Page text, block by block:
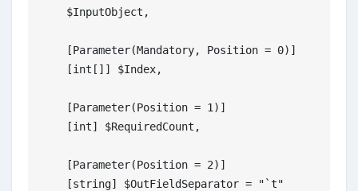
    $InputObject,
    [Parameter(Mandatory, Position = 0)]
    [int[]] $Index,
    [Parameter(Position = 1)]
    [int] $RequiredCount,
    [Parameter(Position = 2)]
    [string] $OutFieldSeparator = "`t"